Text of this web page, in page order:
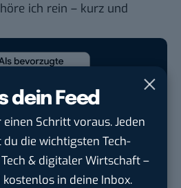
dein Feed
Schritt voraus. Jeden
die wichtigsten Tech-
Tech & digitaler Wirtschaft –
in deine Inbox.
ich rein – kurz und
jetzt selbst bestimmen,
in der Suche häufiger
Klicks kannst du
als bevorzugte
und damit unabhängigen